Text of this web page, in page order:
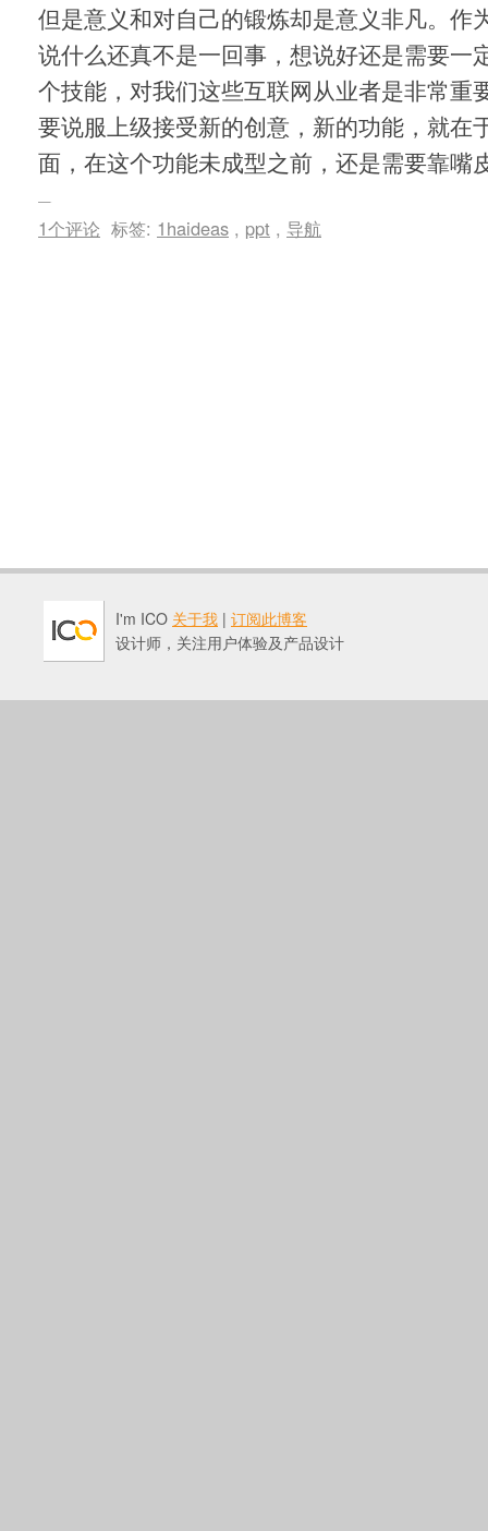
但是意义和对自己的锻炼却是意义非凡。作
说什么还真不是一回事，想说好还是需要一
个技能，对我们这些互联网从业者是非常重
要说服上级接受新的创意，新的功能，就在
面，在这个功能未成型之前，还是需要靠嘴
1个评论 标签: 1haideas , ppt , 导航
I'm ICO 关于我 | 订阅此博客
设计师，关注用户体验及产品设计